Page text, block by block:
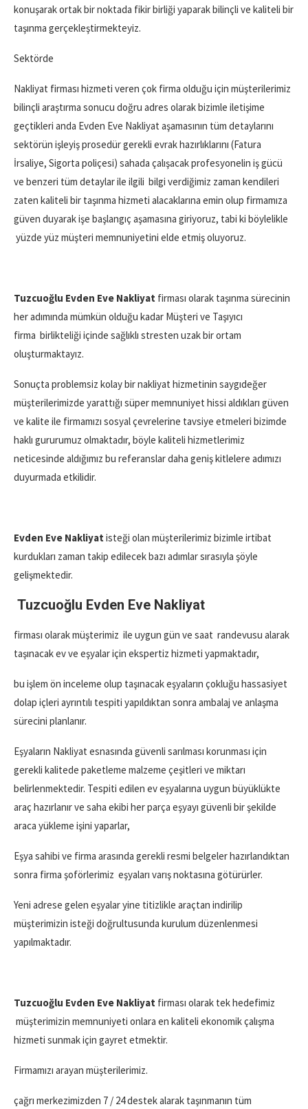
konuşarak ortak bir noktada fikir birliği yaparak bilinçli ve kaliteli bir
taşınma gerçekleştirmekteyiz.
Sektörde
Nakliyat firması hizmeti veren çok firma olduğu için müşterilerimiz
bilinçli araştırma sonucu doğru adres olarak bizimle iletişime
geçtikleri anda Evden Eve Nakliyat aşamasının tüm detaylarını
sektörün işleyiş prosedür gerekli evrak hazırlıklarını (Fatura
İrsaliye, Sigorta poliçesi) sahada çalışacak profesyonelin iş gücü
ve benzeri tüm detaylar ile ilgili bilgi verdiğimiz zaman kendileri
zaten kaliteli bir taşınma hizmeti alacaklarına emin olup firmamıza
güven duyarak işe başlangıç aşamasına giriyoruz, tabi ki böylelikle
yüzde yüz müşteri memnuniyetini elde etmiş oluyoruz.
Tuzcuoğlu Evden Eve Nakliyat firması olarak taşınma sürecinin
her adımında mümkün olduğu kadar Müşteri ve Taşıyıcı
firma birlikteliği içinde sağlıklı stresten uzak bir ortam
oluşturmaktayız.
Sonuçta problemsiz kolay bir nakliyat hizmetinin saygıdeğer
müşterilerimizde yarattığı süper memnuniyet hissi aldıkları güven
ve kalite ile firmamızı sosyal çevrelerine tavsiye etmeleri bizimde
haklı gururumuz olmaktadır, böyle kaliteli hizmetlerimiz
neticesinde aldığımız bu referanslar daha geniş kitlelere adımızı
duyurmada etkilidir.
Evden Eve Nakliyat isteği olan müşterilerimiz bizimle irtibat
kurdukları zaman takip edilecek bazı adımlar sırasıyla şöyle
gelişmektedir.
Tuzcuoğlu Evden Eve Nakliyat
firması olarak müşterimiz ile uygun gün ve saat randevusu alarak
taşınacak ev ve eşyalar için ekspertiz hizmeti yapmaktadır,
bu işlem ön inceleme olup taşınacak eşyaların çokluğu hassasiyet
dolap içleri ayrıntılı tespiti yapıldıktan sonra ambalaj ve anlaşma
sürecini planlanır.
Eşyaların Nakliyat esnasında güvenli sarılması korunması için
gerekli kalitede paketleme malzeme çeşitleri ve miktarı
belirlenmektedir. Tespiti edilen ev eşyalarına uygun büyüklükte
araç hazırlanır ve saha ekibi her parça eşyayı güvenli bir şekilde
araca yükleme işini yaparlar,
Eşya sahibi ve firma arasında gerekli resmi belgeler hazırlandıktan
sonra firma şoförlerimiz eşyaları varış noktasına götürürler.
Yeni adrese gelen eşyalar yine titizlikle araçtan indirilip
müşterimizin isteği doğrultusunda kurulum düzenlenmesi
yapılmaktadır.
Tuzcuoğlu Evden Eve Nakliyat firması olarak tek hedefimiz
müşterimizin memnuniyeti onlara en kaliteli ekonomik çalışma
hizmeti sunmak için gayret etmektir.
Firmamızı arayan müşterilerimiz.
çağrı merkezimizden 7 / 24 destek alarak taşınmanın tüm